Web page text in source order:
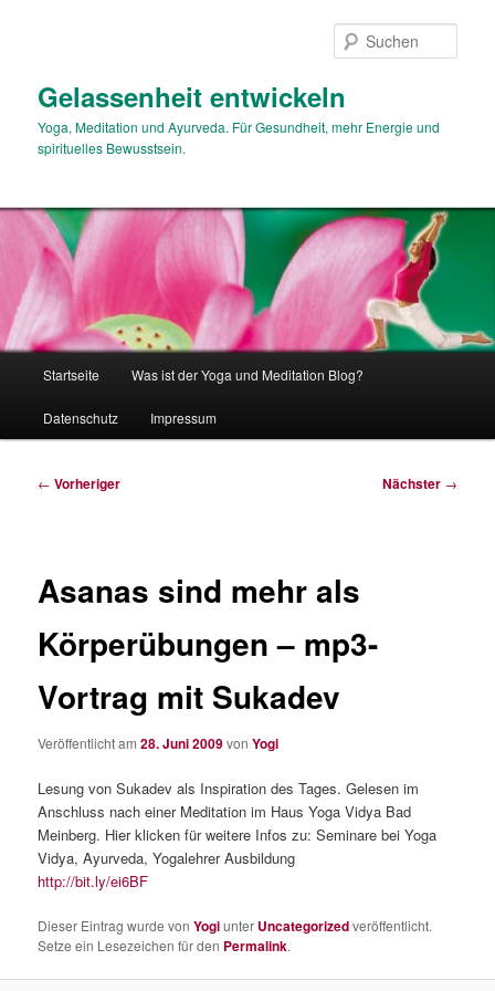
Gelassenheit entwickeln
Yoga, Meditation und Ayurveda. Für Gesundheit, mehr Energie und
spirituelles Bewusstsein.
Startseite Was ist der Yoga und Meditation Blog?
Datenschutz Impressum
Beitragsnavigation
← Vorheriger Nächster →
Asanas sind mehr als
Körperübungen – mp3-
Vortrag mit Sukadev
Veröffentlicht am28. Juni 2009vonYogi
Lesung von Sukadev als Inspiration des Tages. Gelesen im
Anschluss nach einer Meditation im Haus Yoga Vidya Bad
Meinberg. Hier klicken für weitere Infos zu: Seminare bei Yoga
Vidya, Ayurveda, Yogalehrer Ausbildung
http://bit.ly/ei6BF
Dieser Eintrag wurde vonYogiunter Uncategorizedveröffentlicht.
Setze ein Lesezeichen für den Permalink.